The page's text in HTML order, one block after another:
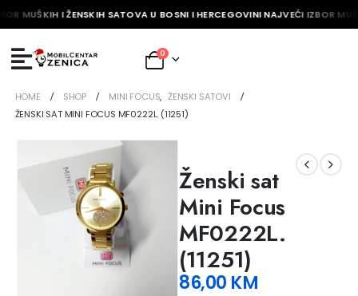
MUŠKIH I ŽENSKIH SATOVA U BOSNI I HERCEGOVINI NAJVEĆI IZBOR
0
HOME SHOP MINI FOCUS, ŽENSKI SATOVI
ŽENSKI SAT MINI FOCUS MF0222L. (11251)
Ženski sat
Mini Focus
MF0222L.
(11251)
86,00 KM